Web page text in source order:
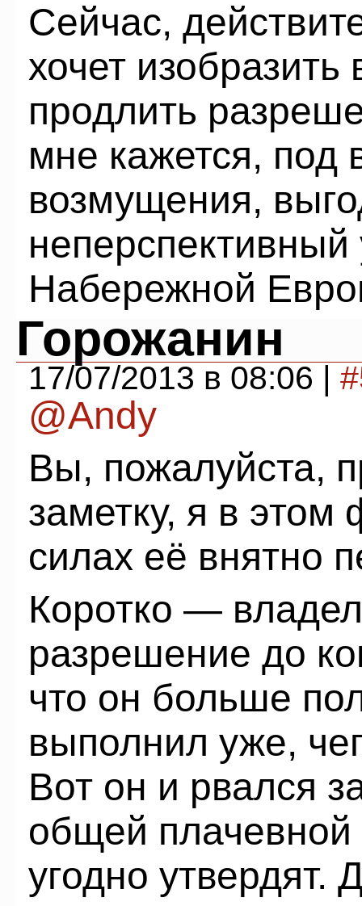
Сейчас,
хочет
продлить
мне кажется, под
возмущения,
неперспективный
Набережной
Горожанин
17/07/2013 в 08:06 |
@Andy
Вы, пожалуйста,
заметку, я в этом
силах её внятно
Коротко —
разрешение до
что он больше
выполнил уже,
Вот он и рвался
общей плачевной
угодно утвердят.